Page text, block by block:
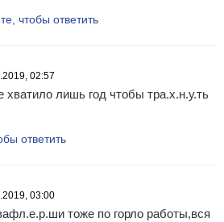
чтобы ответить
02:57
лишь год чтобы тра.х.н.у.ть
ответить
03:00
тоже по горло работы,вся